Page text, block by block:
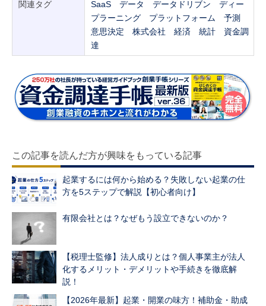
関連タグ SaaS データ データドリブン
ディー
プラーニング
プラットフォーム
予測
意思決定
株式会社 経済 統計
資金調
達
この記事を読んだ方が興味をもっている記事
起業するには何から始める？失敗しない起業の仕
方を5ステップで解説【初心者向け】
有限会社とは？なぜもう設立できないのか？
【税理士監修】法人成りとは？個人事業主が法人
化するメリット・デメリットや手続きを徹底解
説！
【2026年最新】起業・開業の味方！補助金・助成